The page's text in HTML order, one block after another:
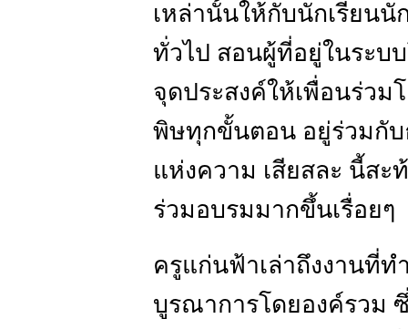
เหล่านั้นให้กับนักเรียนนั
ทั่วไป สอนผู้ที่อยู่ในระบบ
จุดประสงค์ให้เพื่อนร่วม
พิษทุกขั้นตอน อยู่ร่วมกั
แห่งความ เสียสละ นี้สะ
ร่วมอบรมมากขึ้นเรื่อยๆ
ครูแก่นฟ้าเล่าถึงงานที่
บูรณาการโดยองค์รวม